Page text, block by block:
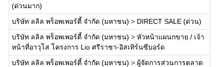
(ด่วนมาก)
บริษัท ลลิล พร็อพเพอร์ตี้ จำกัด (มหาชน) > DIRECT SALE (ด่วน)
บริษัท ลลิล พร็อพเพอร์ตี้ จำกัด (มหาชน) > หัวหน้าแผนกขาย / เจ้า
หน้าที่อาวุโส โครงการ Lio ศรีราชา-อิสเทิร์นซีบอร์ด
บริษัท ลลิล พร็อพเพอร์ตี้ จำกัด (มหาชน) > ผู้จัดการส่วนการตลาด